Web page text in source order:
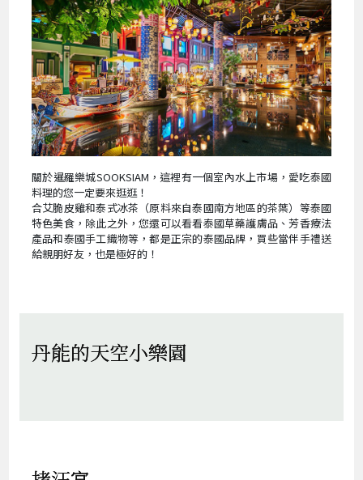
關於暹羅樂城SOOKSIAM，這裡有一個室內水上市場，愛吃泰國
料理的您一定要來逛逛！
合艾脆皮雞和泰式冰茶（原料來自泰國南方地區的茶葉）等泰國
特色美食，除此之外，您還可以看看泰國草藥護膚品、芳香療法
產品和泰國手工織物等，都是正宗的泰國品牌，買些當伴手禮送
給親朋好友，也是極好的！
丹能的天空小樂園